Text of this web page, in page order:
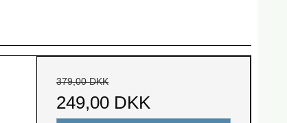
379,00 DKK
249,00 DKK